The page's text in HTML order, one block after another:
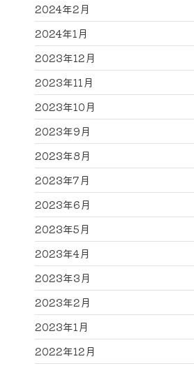
2024年2月
2024年1月
2023年12月
2023年11月
2023年10月
2023年9月
2023年8月
2023年7月
2023年6月
2023年5月
2023年4月
2023年3月
2023年2月
2023年1月
2022年12月